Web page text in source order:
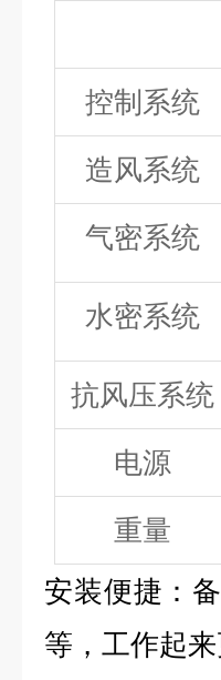
控制系统
造风系统
气密系统
水密系统
抗风压系统
电源
重量
安装便捷：
等，工作起